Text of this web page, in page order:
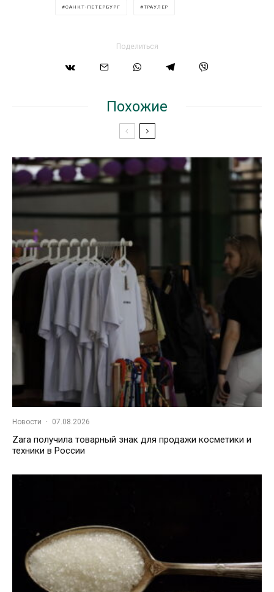
САНКТ-ПЕТЕРБУРГ ТРАУЛЕР
Поделиться
Похожие
Новости · 07.08.2026
Zara получила товарный знак для продажи косметики и
техники в России